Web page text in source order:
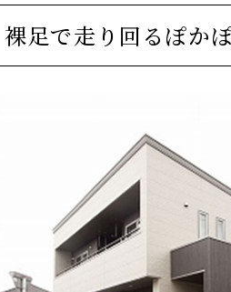
裸足で走り回るぽか